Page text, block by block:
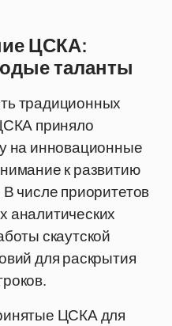
ЦСКА:
таланты
традиционных
приняло
на инновационные
к развитию
числе приоритетов
аналитических
скаутской
для раскрытия
ЦСКА для